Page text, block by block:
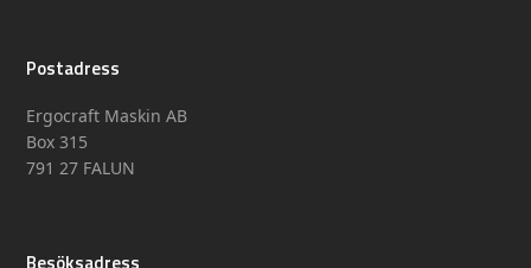
Postadress
Ergocraft Maskin AB
Box 315
791 27 FALUN